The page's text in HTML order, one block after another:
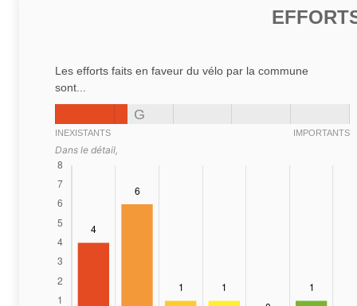
Les efforts faits en faveur du vélo par la commune
sont...
G
INEXISTANTS IMPORTANTS
Dans le détail,